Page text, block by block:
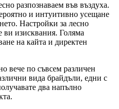
разпознаваем във въздуха.
и интуитивно усещане
Настройки за лесно
изисквания. Голяма
на кайта и директен
вече по съвсем различен
вида брайдъли, едни с
два напълно